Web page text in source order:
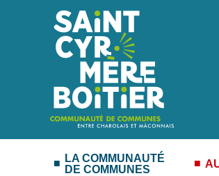
LA COMMUNAUTÉ
DE COMMUNES